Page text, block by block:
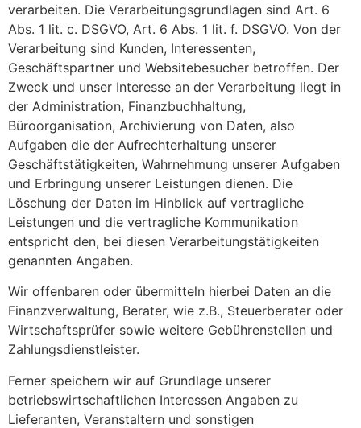
verarbeiten. Die Verarbeitungsgrundlagen sind Art. 6
Abs. 1 lit. c. DSGVO, Art. 6 Abs. 1 lit. f. DSGVO. Von der
Verarbeitung sind Kunden, Interessenten,
Geschäftspartner und Websitebesucher betroffen. Der
Zweck und unser Interesse an der Verarbeitung liegt in
der Administration, Finanzbuchhaltung,
Büroorganisation, Archivierung von Daten, also
Aufgaben die der Aufrechterhaltung unserer
Geschäftstätigkeiten, Wahrnehmung unserer Aufgaben
und Erbringung unserer Leistungen dienen. Die
Löschung der Daten im Hinblick auf vertragliche
Leistungen und die vertragliche Kommunikation
entspricht den, bei diesen Verarbeitungstätigkeiten
genannten Angaben.
Wir offenbaren oder übermitteln hierbei Daten an die
Finanzverwaltung, Berater, wie z.B., Steuerberater oder
Wirtschaftsprüfer sowie weitere Gebührenstellen und
Zahlungsdienstleister.
Ferner speichern wir auf Grundlage unserer
betriebswirtschaftlichen Interessen Angaben zu
Lieferanten, Veranstaltern und sonstigen